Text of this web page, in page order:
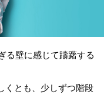
る壁に感じて躊躇する
くとも、少しずつ階段